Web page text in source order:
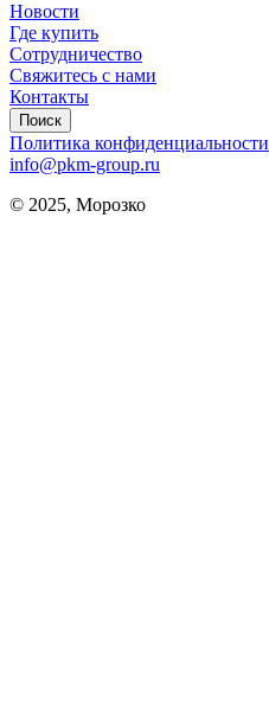
Новости
Где купить
Сотрудничество
Свяжитесь с нами
Контакты
Поиск
Политика конфиденциальности
info@pkm-group.ru
© 2025, Морозко